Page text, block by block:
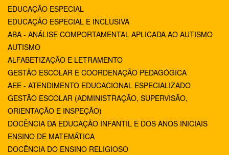
EDUCAÇÃO ESPECIAL
EDUCAÇÃO ESPECIAL E INCLUSIVA
ABA - ANÁLISE COMPORTAMENTAL APLICADA AO AUTISMO
AUTISMO
ALFABETIZAÇÃO E LETRAMENTO
GESTÃO ESCOLAR E COORDENAÇÃO PEDAGÓGICA
AEE - ATENDIMENTO EDUCACIONAL ESPECIALIZADO
GESTÃO ESCOLAR (ADMINISTRAÇÃO, SUPERVISÃO,
ORIENTAÇÃO E INSPEÇÃO)
DOCÊNCIA DA EDUCAÇÃO INFANTIL E DOS ANOS INICIAIS
ENSINO DE MATEMÁTICA
DOCÊNCIA DO ENSINO RELIGIOSO